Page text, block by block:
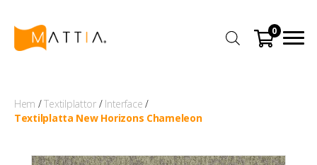
0
Hem /Textilplattor/ Interface /
Textilplatta New Horizons Chameleon